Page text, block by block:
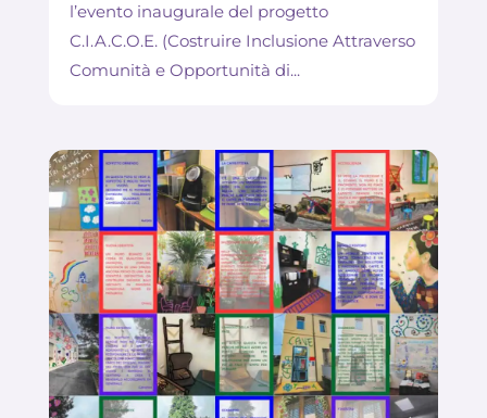
l’evento inaugurale del progetto
C.I.A.C.O.E. (Costruire Inclusione Attraverso
Comunità e Opportunità di...